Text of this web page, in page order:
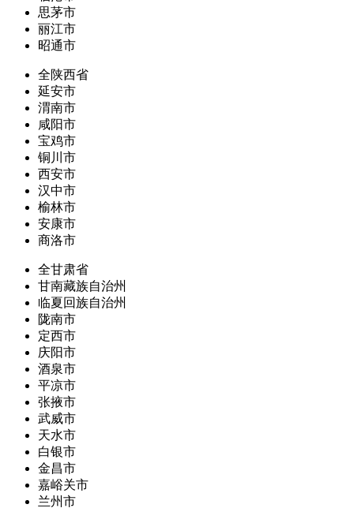
思茅市
丽江市
昭通市
全陕西省
延安市
渭南市
咸阳市
宝鸡市
铜川市
西安市
汉中市
榆林市
安康市
商洛市
全甘肃省
甘南藏族自治州
临夏回族自治州
陇南市
定西市
庆阳市
酒泉市
平凉市
张掖市
武威市
天水市
白银市
金昌市
嘉峪关市
兰州市